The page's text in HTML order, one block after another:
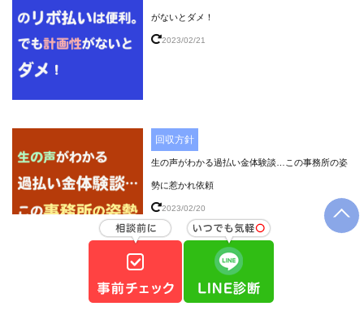
がないとダメ！
2023/02/21
回収方針
生の声がわかる過払い金体験談…この事務所の姿
勢に惹かれ依頼
2023/02/20